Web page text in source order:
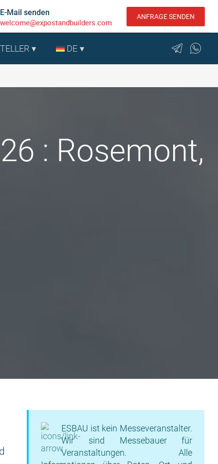
E-Mail senden
welcome@expostandbuilders.com
ANFRAGE SENDEN
DE
: Rosemont,
ESBAU ist kein Messeveranstalter.
Wir sind Messebauer für
Veranstaltungen. Alle